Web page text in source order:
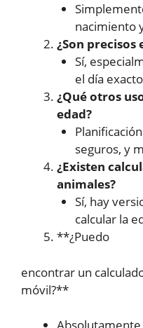
nacimiento
¿Son precisos
Sí,
el día
¿Qué otros
edad?
seguros, y
¿Existen
animales?
Sí, hay
calcular la
**¿Puedo
encontrar un
móvil?**